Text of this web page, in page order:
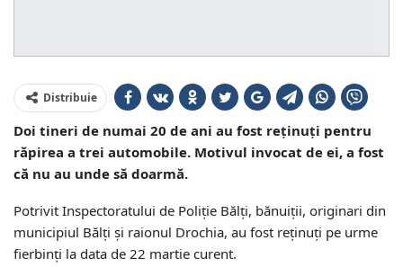
Distribuie
Doi tineri de numai 20 de ani au fost reținuți pentru
răpirea a trei automobile. Motivul invocat de ei, a fost
că nu au unde să doarmă.
Potrivit Inspectoratului de Poliție Bălți, bănuiții, originari din
municipiul Bălţi şi raionul Drochia, au fost reținuți pe urme
fierbinți la data de 22 martie curent.